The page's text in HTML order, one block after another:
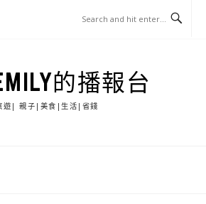
的播報台
遊| 親子|美食|生活|省錢